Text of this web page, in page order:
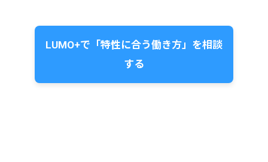
LUMO+で「特性に合う働き方」を相談
する